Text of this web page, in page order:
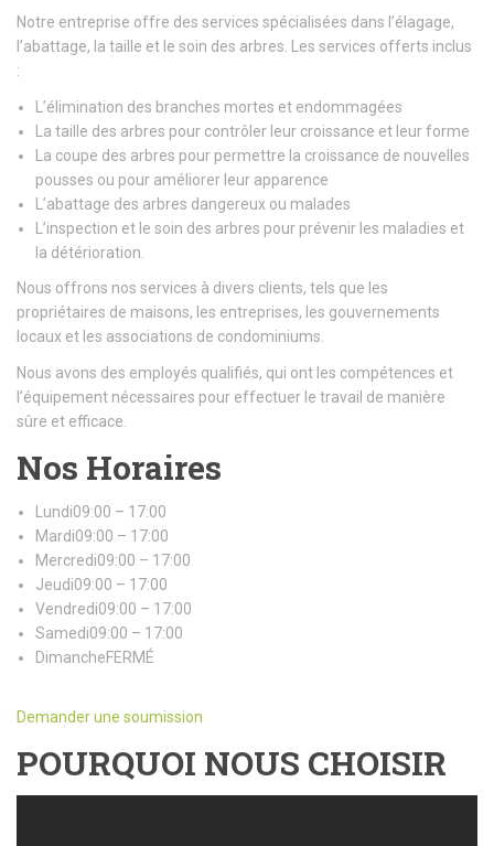
Notre entreprise offre des services spécialisées dans l’élagage,
l’abattage, la taille et le soin des arbres. Les services offerts inclus
:
L’élimination des branches mortes et endommagées
La taille des arbres pour contrôler leur croissance et leur forme
La coupe des arbres pour permettre la croissance de nouvelles
pousses ou pour améliorer leur apparence
L’abattage des arbres dangereux ou malades
L’inspection et le soin des arbres pour prévenir les maladies et
la détérioration.
Nous offrons nos services à divers clients, tels que les
propriétaires de maisons, les entreprises, les gouvernements
locaux et les associations de condominiums.
Nous avons des employés qualifiés, qui ont les compétences et
l’équipement nécessaires pour effectuer le travail de manière
sûre et efficace.
Nos Horaires
Lundi09:00 – 17:00
Mardi09:00 – 17:00
Mercredi09:00 – 17:00
Jeudi09:00 – 17:00
Vendredi09:00 – 17:00
Samedi09:00 – 17:00
DimancheFERMÉ
Demander une soumission
POURQUOI NOUS CHOISIR